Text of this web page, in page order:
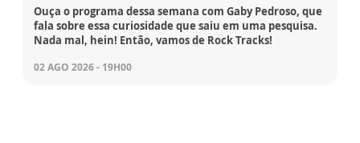
Ouça o programa dessa semana com Gaby Pedroso, que
fala sobre essa curiosidade que saiu em uma pesquisa.
Nada mal, hein! Então, vamos de Rock Tracks!
02 AGO 2026 - 19H00